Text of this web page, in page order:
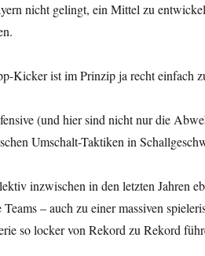
nicht gelingt, ein Mittel zu
Kicker ist im Prinzip ja recht einfach
(und hier sind nicht nur die
Umschalt-Taktiken in
inzwischen in den letzten Jahren
Teams – auch zu einer massiven
so locker von Rekord zu Rekord